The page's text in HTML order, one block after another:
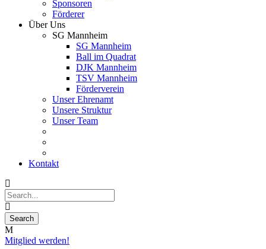
Sponsoren
Förderer
Über Uns
SG Mannheim
SG Mannheim
Ball im Quadrat
DJK Mannheim
TSV Mannheim
Förderverein
Unser Ehrenamt
Unsere Struktur
Unser Team
Kontakt
Mitglied werden!